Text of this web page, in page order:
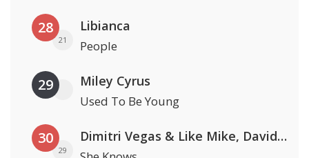
28
21
Libianca
People
29 Miley Cyrus
Used To Be Young
30
29
Dimitri Vegas & Like Mike, David Guetta & Afro Bros ft. Akon